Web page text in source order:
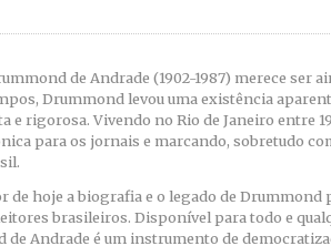
de Andrade (1902-1987) merece ser
Drummond levou uma existência
rigorosa. Vivendo no Rio de Janeiro entre
para os jornais e marcando, sobretudo
de hoje a biografia e o legado de Drummond
brasileiros. Disponível para todo e
Andrade é um instrumento de